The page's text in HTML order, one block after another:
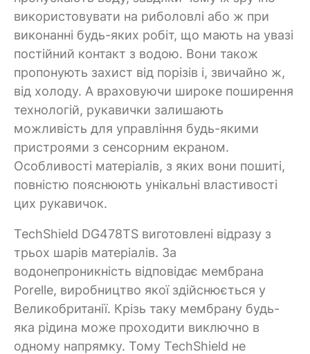
використовувати на риболовлі або ж при
виконанні будь-яких робіт, що мають на увазі
постійний контакт з водою. Вони також
пропонують захист від порізів і, звичайно ж,
від холоду. А враховуючи широке поширення
технологій, рукавички залишають
можливість для управління будь-якими
пристроями з сенсорним екраном.
Особливості матеріалів, з яких вони пошиті,
повністю пояснюють унікальні властивості
цих рукавичок.
TechShield DG478TS виготовлені відразу з
трьох шарів матеріалів. За
водонепроникність відповідає мембрана
Porelle, виробництво якої здійснюється у
Великобританії. Крізь таку мембрану будь-
яка рідина може проходити виключно в
одному напрямку. Тому TechShield не